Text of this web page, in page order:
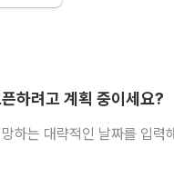
하려고 계획 중이세요?
하는 대략적인 날짜를 입력